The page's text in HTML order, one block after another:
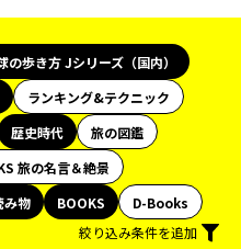
の歩き方 Jシリーズ（国内）
ランキング&テクニック
歴史時代
旅の図鑑
旅の名言＆絶景
み物 BOOKS
D-Books
絞り込み条件を追加